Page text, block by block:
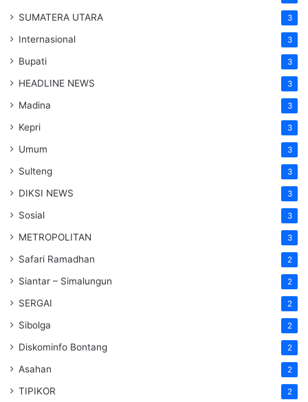
SUMATERA UTARA 3
Internasional 3
Bupati 3
HEADLINE NEWS 3
Madina 3
Kepri 3
Umum 3
Sulteng 3
DIKSI NEWS 3
Sosial 3
METROPOLITAN 3
Safari Ramadhan 2
Siantar – Simalungun 2
SERGAI 2
Sibolga 2
Diskominfo Bontang 2
Asahan 2
TIPIKOR 2